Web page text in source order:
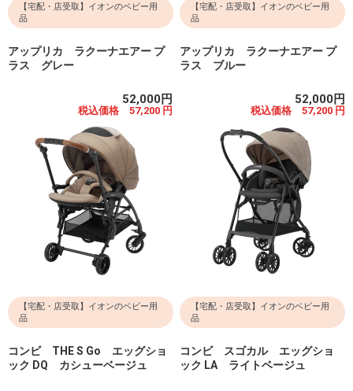
【宅配・店受取】イオンのベビー用
品
アップリカ ラクーナエアー プ
ラス グレー
52,000円
税込価格 57,200 円
【宅配・店受取】イオンのベビー用
品
アップリカ ラクーナエアー プ
ラス ブルー
52,000円
税込価格 57,200 円
【宅配・店受取】イオンのベビー用
品
コンビ THE S Go エッグショ
ック DQ カシューベージュ
【宅配・店受取】イオンのベビー用
品
コンビ スゴカル エッグショ
ック LA ライトベージュ